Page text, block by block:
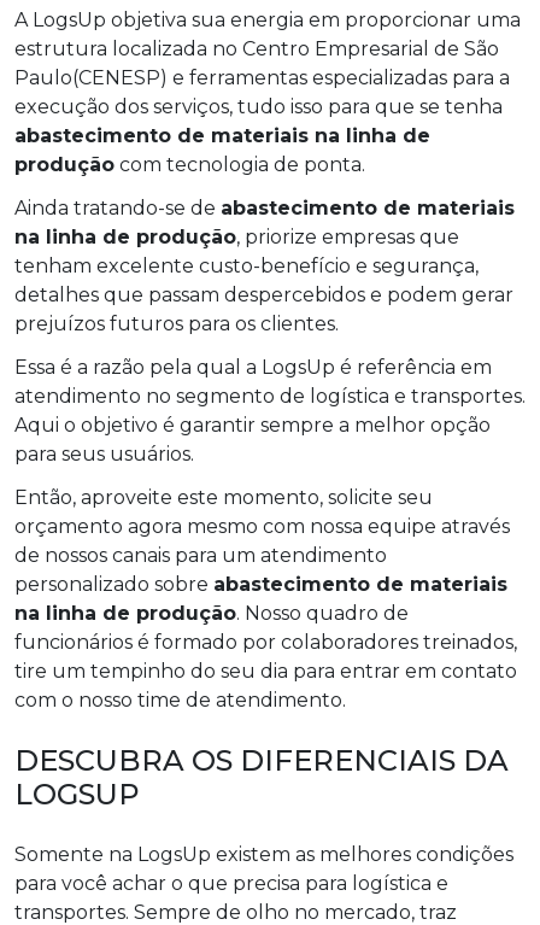
A LogsUp objetiva sua energia em proporcionar uma
estrutura localizada no Centro Empresarial de São
Paulo(CENESP) e ferramentas especializadas para a
execução dos serviços, tudo isso para que se tenha
abastecimento de materiais na linha de
produção com tecnologia de ponta.
Ainda tratando-se de abastecimento de materiais
na linha de produção, priorize empresas que
tenham excelente custo-benefício e segurança,
detalhes que passam despercebidos e podem gerar
prejuízos futuros para os clientes.
Essa é a razão pela qual a LogsUp é referência em
atendimento no segmento de logística e transportes.
Aqui o objetivo é garantir sempre a melhor opção
para seus usuários.
Então, aproveite este momento, solicite seu
orçamento agora mesmo com nossa equipe através
de nossos canais para um atendimento
personalizado sobre abastecimento de materiais
na linha de produção. Nosso quadro de
funcionários é formado por colaboradores treinados,
tire um tempinho do seu dia para entrar em contato
com o nosso time de atendimento.
DESCUBRA OS DIFERENCIAIS DA
LOGSUP
Somente na LogsUp existem as melhores condições
para você achar o que precisa para logística e
transportes. Sempre de olho no mercado, traz